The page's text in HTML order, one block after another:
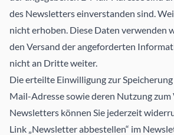
des Newsletters einverstanden sind.
nicht erhoben. Diese Daten verwenden
den Versand der angeforderten
nicht an Dritte weiter.
Die erteilte Einwilligung zur
Mail-Adresse sowie deren Nutzung zum
Newsletters können Sie jederzeit
Link „Newsletter abbestellen“ im